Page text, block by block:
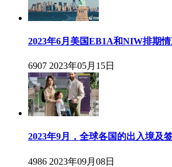
2023年6月美国EB1A和NIW排期
6907 2023年05月15日
2023年9月，全球各国的出入境及
4986 2023年09月08日